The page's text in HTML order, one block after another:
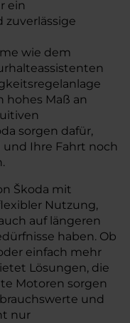
ein
zuverlässige
wie dem
hohes Maß an
sorgen dafür,
Ihre Fahrt noch
Škoda mit
Nutzung,
auf längeren
haben. Ob
einfach mehr
Lösungen, die
Motoren sorgen
und
nur